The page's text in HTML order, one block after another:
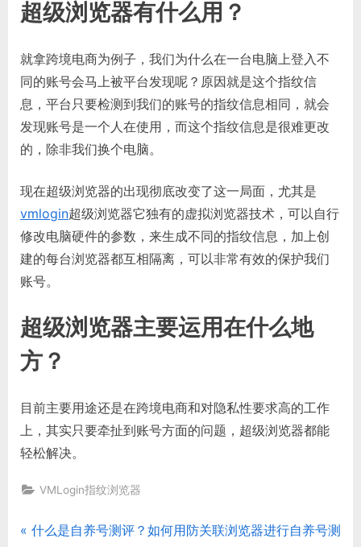
超级浏览器有什么用？
就拿跨境电商为例子，我们为什么在一台电脑上登入不
同的账号会马上被平台发现呢？原因就是这个指纹信
息，平台只要检测到我们的账号的指纹信息相同，就会
发现账号是一个人在使用，而这个指纹信息是很难更改
的，除非我们换个电脑。
现在超级浏览器的出现彻底改变了这一局面，尤其是
vmlogin超级浏览器它独有的虚拟浏览器技术，可以自行
修改电脑硬件的参数，来生成不同的指纹信息，加上创
建的每台浏览器都互相隔离，可以非常有效的保护我们
账号。
超级浏览器主要运用在什么地
方？
目前主要用途还是在跨境电商和对隐私性要求高的工作
上，其实只要牵扯到账号方面的问题，超级浏览器都能
轻松解决。
VMLogin指纹浏览器
文
P
什么是自养号测评？如何用防关联浏览器进行自养号测